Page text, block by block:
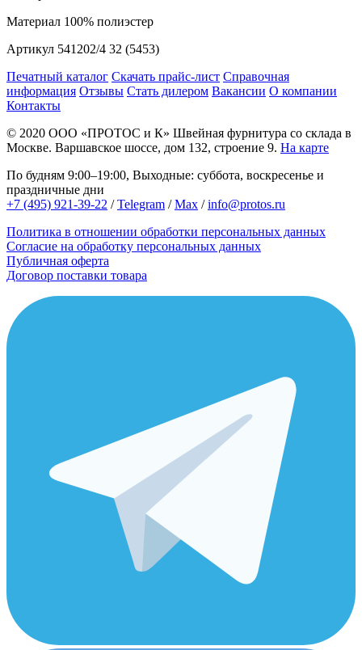
Материал 100% полиэстер
Артикул 541202/4 32 (5453)
Печатный каталог Скачать прайс-лист Справочная
информация Отзывы Стать дилером Вакансии О компании
Контакты
© 2020 ООО «ПРОТОС и К» Швейная фурнитура со склада в
Москве. Варшавское шоссе, дом 132, строение 9. На карте
По будням 9:00–19:00, Выходные: суббота, воскресенье и
праздничные дни
+7 (495) 921-39-22 /Telegram /Max /info@protos.ru
Политика в отношении обработки персональных данных
Согласие на обработку персональных данных
Публичная оферта
Договор поставки товара